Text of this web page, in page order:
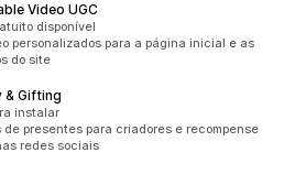
Video UGC
disponível
personalizados para a página inicial e as
do site
& Gifting
instalar
de presentes para criadores e recompense
redes sociais